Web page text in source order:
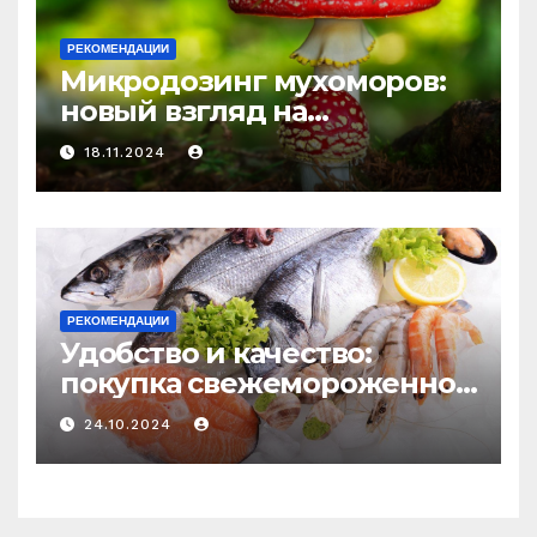
РЕКОМЕНДАЦИИ
Микродозинг мухоморов:
новый взгляд на
психоделику
18.11.2024
РЕКОМЕНДАЦИИ
Удобство и качество:
покупка свежемороженной
рыбы онлайн
24.10.2024